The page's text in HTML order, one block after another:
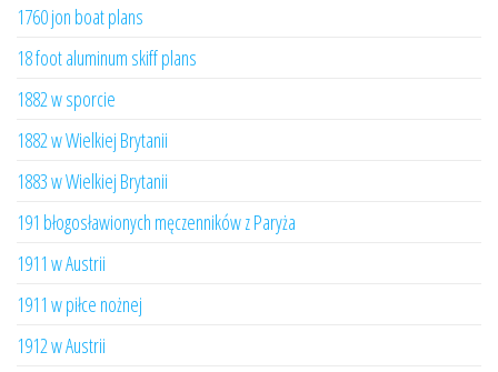
1760 jon boat plans
18 foot aluminum skiff plans
1882 w sporcie
1882 w Wielkiej Brytanii
1883 w Wielkiej Brytanii
191 błogosławionych męczenników z Paryża
1911 w Austrii
1911 w piłce nożnej
1912 w Austrii